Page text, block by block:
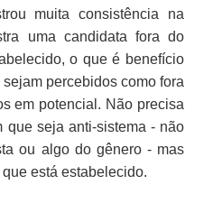
muita consistência na
uma candidata fora do
o que é benefício
percebidos como fora
em potencial. Não precisa
que seja anti-sistema - não
ou algo do gênero - mas
está estabelecido.